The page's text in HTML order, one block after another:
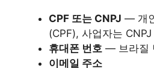
CPF 또는 CNPJ — 개
(CPF), 사업자는 CNPJ
휴대폰 번호 — 브라질
이메일 주소